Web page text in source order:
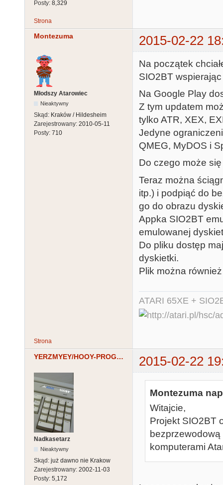
Posty: 8,329
Strona
Montezuma 2015-02-22
Młodszy Atarowiec
Nieaktywny
Skąd: Kraków / Hildesheim
Zarejestrowany: 2010-05-11
Posty: 710
Na początek
SIO2BT
Na Google Play
Z tym updatem
tylko ATR, XEX,
Jedyne
QMEG, MyDOS i
Do czego może
Teraz można
itp.) i podpiąć do
go do obrazu
Appka SIO2BT
emulowanej
Do pliku dostęp
dyskietki.
Plik można
ATARI 65XE +
Strona
YERZMYEY/HOOY-PROGRAM 2015-02-22
Nadkasetarz
Nieaktywny
Skąd: już dawno nie Krakow
Zarejestrowany: 2002-11-03
Posty: 5,172
Montezuma
Witajcie,
Projekt SIO2BT
komputerami